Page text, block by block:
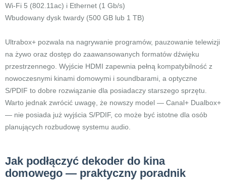
Wi-Fi 5 (802.11ac) i Ethernet (1 Gb/s)
Wbudowany dysk twardy (500 GB lub 1 TB)
Ultrabox+ pozwala na nagrywanie programów, pauzowanie telewizji
na żywo oraz dostęp do zaawansowanych formatów dźwięku
przestrzennego. Wyjście HDMI zapewnia pełną kompatybilność z
nowoczesnymi kinami domowymi i soundbarami, a optyczne
S/PDIF to dobre rozwiązanie dla posiadaczy starszego sprzętu.
Warto jednak zwrócić uwagę, że nowszy model — Canal+ Dualbox+
— nie posiada już wyjścia S/PDIF, co może być istotne dla osób
planujących rozbudowę systemu audio.
Jak podłączyć dekoder do kina
domowego — praktyczny poradnik